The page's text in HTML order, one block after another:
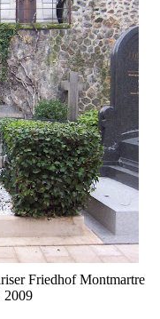
Friedhof Montmartre